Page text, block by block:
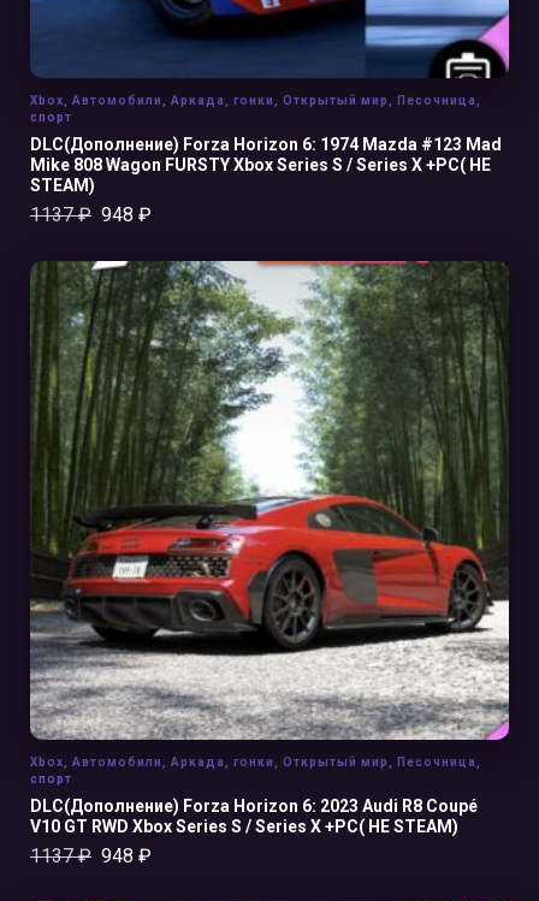
DLC(Дополнение) Forza Horizon 6: 1974 Mazda #123 Mad
Mike 808 Wagon FURSTY Xbox Series S / Series X +PC( НЕ
STEAM)
1137₽ 948 ₽
Xbox Автомобили Аркада гонки Открытый мир Песочница
спорт
В КОРЗИНУ
DLC(Дополнение) Forza Horizon 6: 2023 Audi R8 Coupé
V10 GT RWD Xbox Series S / Series X +PC( НЕ STEAM)
1137₽ 948 ₽
Xbox Автомобили Аркада гонки Открытый мир Песочница
спорт